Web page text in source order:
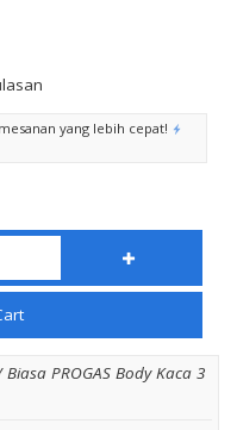
yang lebih cepat!
PROGAS Body Kaca 3